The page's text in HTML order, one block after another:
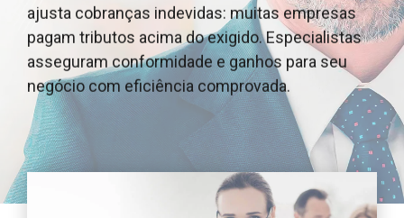
outros ativos judiciais, garantindo segurança
jurídica e agilidade. Oferecemos atendimento e
análise completa para você antecipar seu crédito
com segurança.
ajusta cobranças indevidas: muitas empresas
pagam tributos acima do exigido. Especialistas
asseguram conformidade e ganhos para seu
negócio com eficiência comprovada.
e outros ativos judiciais, garantindo segurança e
agilidade. Oferecemos atendimento dedicado e
análise jurídica completa do seu precatório
agora.